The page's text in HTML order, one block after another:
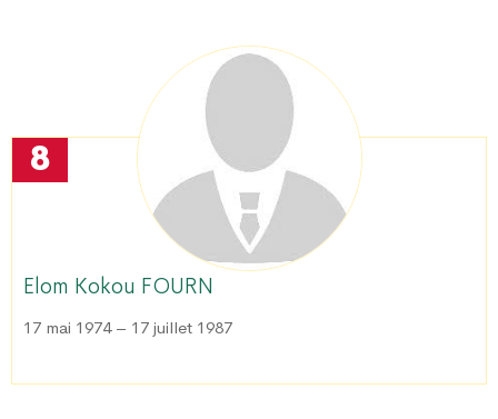
8
Elom Kokou FOURN
17 mai 1974 – 17 juillet 1987